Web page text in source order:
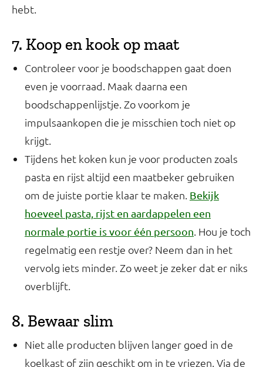
hebt.
7. Koop en kook op maat
Controleer voor je boodschappen gaat doen
even je voorraad. Maak daarna een
boodschappenlijstje. Zo voorkom je
impulsaankopen die je misschien toch niet op
krijgt.
Tijdens het koken kun je voor producten zoals
pasta en rijst altijd een maatbeker gebruiken
om de juiste portie klaar te maken. Bekijk
hoeveel pasta, rijst en aardappelen een
normale portie is voor één persoon. Hou je toch
regelmatig een restje over? Neem dan in het
vervolg iets minder. Zo weet je zeker dat er niks
overblijft.
8. Bewaar slim
Niet alle producten blijven langer goed in de
koelkast of zijn geschikt om in te vriezen. Via de